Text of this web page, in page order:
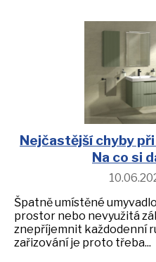
Nejčastější chyby
Na co si
Špatně umístěné
prostor nebo nevyužitá
znepříjemnit každodenní
zařizování je proto třeba...